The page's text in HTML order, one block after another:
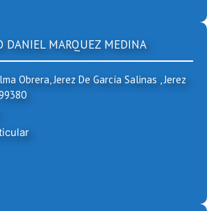
DANIEL MARQUEZ MEDINA
Obrera, Jerez De García Salinas , Jerez